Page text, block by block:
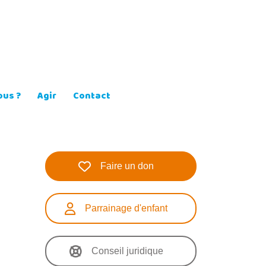
? Agir Contact
Faire un don
Parrainage d'enfant
Conseil juridique